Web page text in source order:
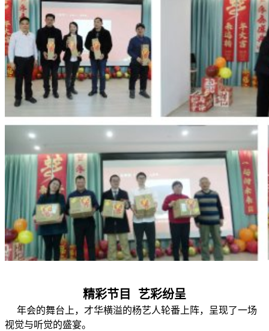
精彩节目 艺彩纷呈
年会的舞台上，才华横溢的杨艺人轮番上阵，呈现了一场
视觉与听觉的盛宴。